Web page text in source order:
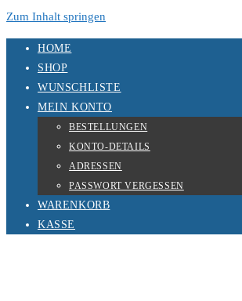
Zum Inhalt springen
HOME
SHOP
WUNSCHLISTE
MEIN KONTO
BESTELLUNGEN
KONTO-DETAILS
ADRESSEN
PASSWORT VERGESSEN
WARENKORB
KASSE